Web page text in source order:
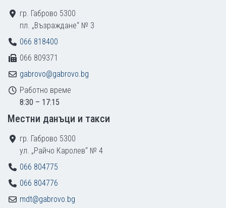
гр. Габрово 5300
пл. „Възраждане“ № 3
066 818400
066 809371
gabrovo@gabrovo.bg
Работно време
8:30 – 17:15
Местни данъци и такси
гр. Габрово 5300
ул. „Райчо Каролев“ № 4
066 804775
066 804776
mdt@gabrovo.bg